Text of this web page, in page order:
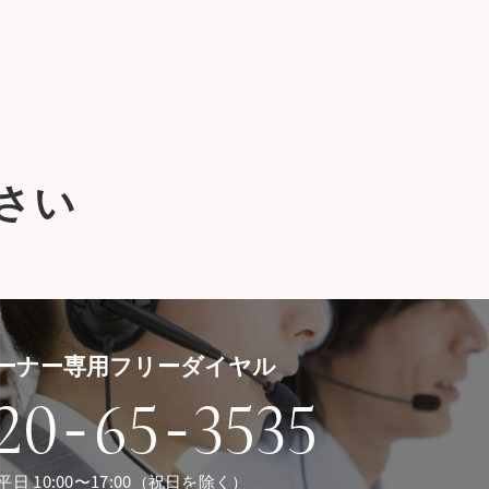
い
ーナー専用フリーダイヤル
-65-3535
平日 10:00〜17:00（祝日を除く）